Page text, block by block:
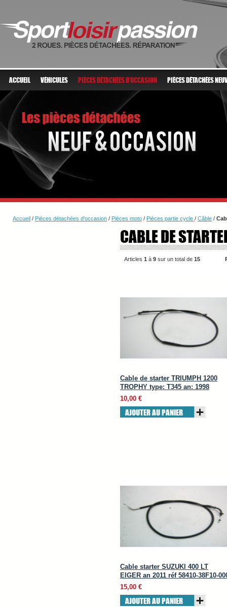
ACCUEIL VÉHICULES PIÈCES DÉTACHÉES D'OCCASION PIÈCES DÉTACHÉES
Accueil / Pièces détachées d'occasion / Pièces moto / Pièces partie cycle / Câble /
CABLE DE
Articles 1 à 9 sur un total de 15
Cable de starter TRIUMPH 1200
TROPHY type: T345 an: 1998
10,00 €
AJOUTER AU PANIER
Cable starter SUZUKI 400 LT
EIGER an 2011 réf 58410-38F10-
15,00 €
AJOUTER AU PANIER